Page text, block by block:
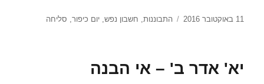
פורסם
11 באוקטובר 2016 תגיות
התבוננות, חשבון נפש,יום כיפור, סליחה
יא' אדר ב' – אי הבנה